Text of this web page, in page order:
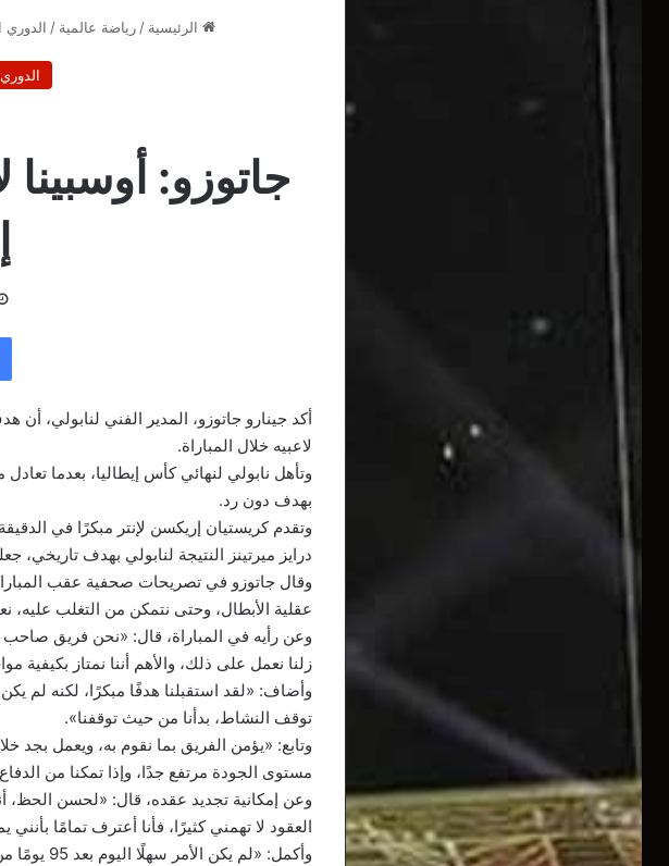
الرئيسية / رياضة عالمية / الدوري
جاتوزو:
أكد جينارو جاتوزو، المدير الفني لنابولي، أن
لاعبيه خلال المباراة.
وتأهل نابولي لنهائي كأس إيطاليا، بعدما
بهدف دون رد.
درايز ميرتينز النتيجة لنابولي بهدف تاريخي،
وقال جاتوزو في تصريحات صحفية عقب
عقلية الأبطال، وحتى نتمكن من التغلب عليه،
وعن رأيه في المباراة، قال: «نحن فريق صاحب
زلنا نعمل على ذلك، والأهم أننا نمتاز بكيفية
توقف النشاط، بدأنا من حيث توقفنا».
وتابع: «يؤمن الفريق بما نقوم به، ويعمل بجد
مستوى الجودة مرتفع جدًا، وإذا تمكنا من
وعن إمكانية تجديد عقده، قال: «لحسن الحظ،
العقود لا تهمني كثيرًا، فأنا أعترف تمامًا
وأكمل: